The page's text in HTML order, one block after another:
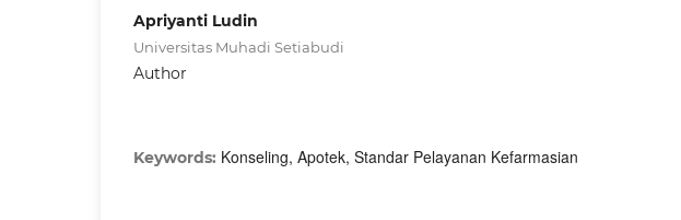
Apriyanti Ludin
Universitas Muhadi Setiabudi
Author
Keywords: Konseling, Apotek, Standar Pelayanan Kefarmasian